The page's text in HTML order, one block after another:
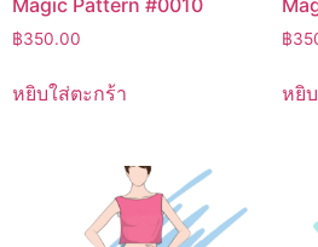
฿350.00
หยิบใส่ตะกร้า
฿
หยิ